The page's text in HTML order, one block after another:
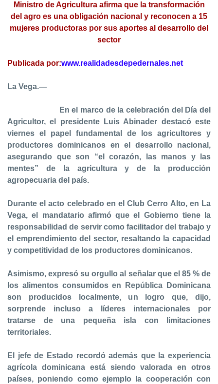
Ministro de Agricultura afirma que la transformación
del agro es una obligación nacional y reconocen a 15
mujeres productoras por sus aportes al desarrollo del
sector
Publicada por:www.realidadesdepedernales.net
La Vega.—
En el marco de la celebración del Día del
Agricultor, el presidente Luis Abinader destacó este
viernes el papel fundamental de los agricultores y
productores dominicanos en el desarrollo nacional,
asegurando que son “el corazón, las manos y las
mentes” de la agricultura y de la producción
agropecuaria del país.
Durante el acto celebrado en el Club Cerro Alto, en La
Vega, el mandatario afirmó que el Gobierno tiene la
responsabilidad de servir como facilitador del trabajo y
el emprendimiento del sector, resaltando la capacidad
y competitividad de los productores dominicanos.
Asimismo, expresó su orgullo al señalar que el 85 % de
los alimentos consumidos en República Dominicana
son producidos localmente, un logro que, dijo,
sorprende incluso a líderes internacionales por
tratarse de una pequeña isla con limitaciones
territoriales.
El jefe de Estado recordó además que la experiencia
agrícola dominicana está siendo valorada en otros
países, poniendo como ejemplo la cooperación con